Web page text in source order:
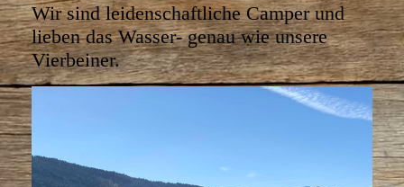
Wir sind leidenschaftliche Camper und
lieben das Wasser- genau wie unsere
Vierbeiner.